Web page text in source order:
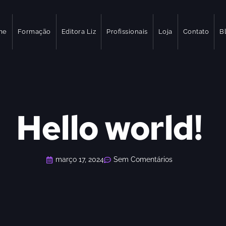
Formação Editora Liz Profissionais Loja Contato
Hello world!
março 17, 2024 Sem Comentários